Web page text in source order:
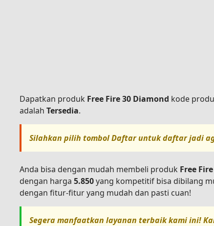
Dapatkan produk Free Fire 30 Diamond kode
adalah Tersedia.
Silahkan pilih tombolDaftaruntuk daftar jadi
Anda bisa dengan mudah membeli produk Free
dengan harga 5.850yang kompetitif bisa dibilang
dengan fitur-fitur yang mudah dan pasti cuan!
Segera manfaatkan layanan terbaik kami ini!